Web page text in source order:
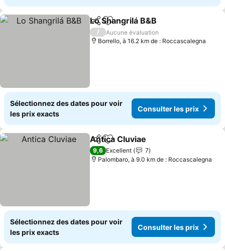
PartagerAjouter à mes favoris
Lo Shangrilá B&B
/
Aucune évaluation
Borrello, à 16.2 km de : Roccascalegna
Sélectionnez des dates pour voir
les prix exacts
Consulter les prix
PartagerAjouter à mes favoris
Antica Cluviae
9,6 Excellent
7
Palombaro, à 9.0 km de : Roccascalegna
Sélectionnez des dates pour voir
les prix exacts
Consulter les prix